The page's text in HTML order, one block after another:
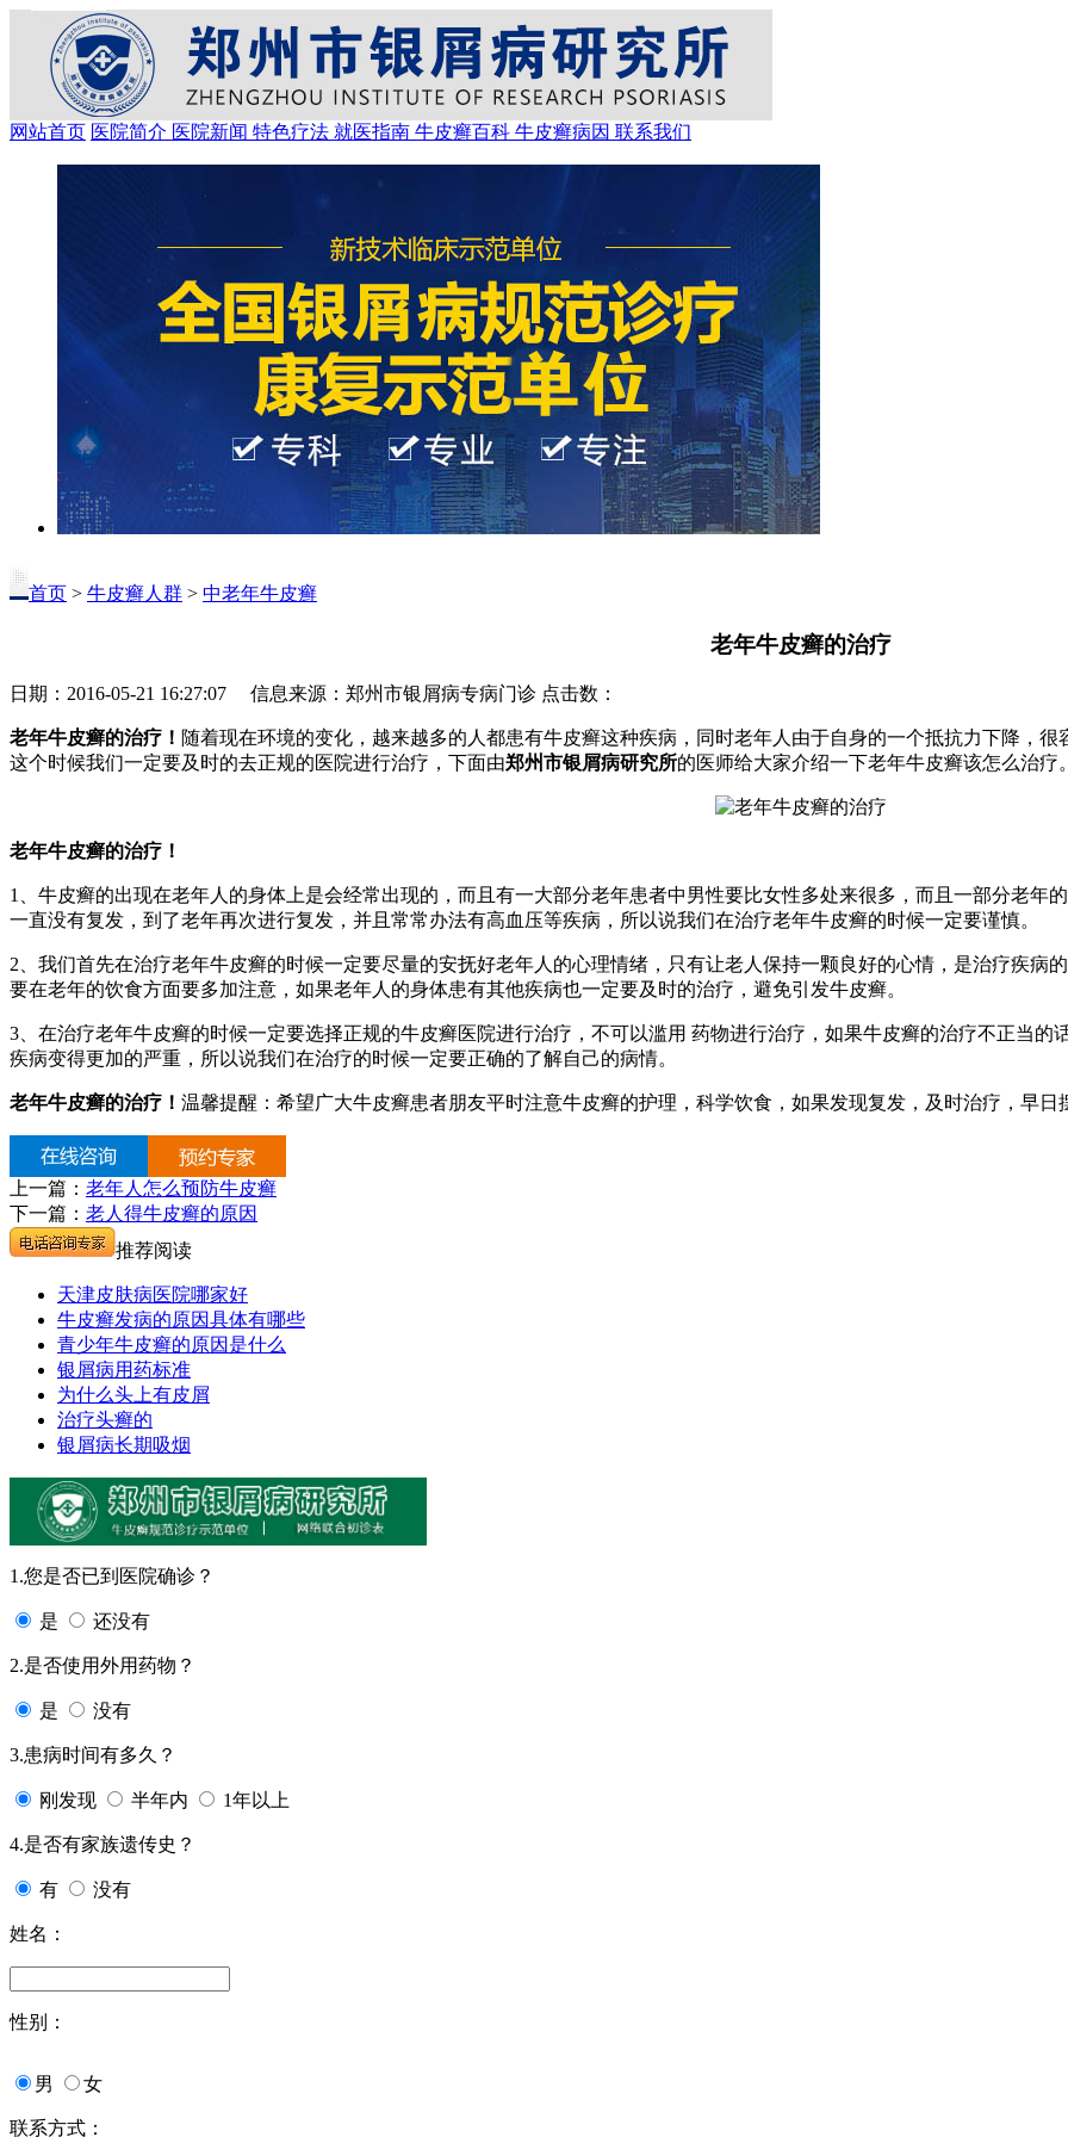
网站首页 医院简介 医院新闻 特色疗法 就医指南 牛皮癣百科 牛皮癣病因 联系我们
首页 > 牛皮癣人群 > 中老年牛皮癣
老年牛皮癣的治疗
日期：2016-05-21 16:27:07 信息来源：郑州市银屑病专病门诊 点击数：
老年牛皮癣的治疗！ 随着现在环境的变化，越来越多的人都患有牛皮癣这种疾病，同时老年人由于自身的一个抵抗力下降，
这个时候我们一定要及时的去正规的医院进行治疗，下面由郑州市银屑病研究所的医师给大家介绍一下老年牛皮癣该怎么治疗。
老年牛皮癣的治疗！
1、牛皮癣的出现在老年人的身体上是会经常出现的，而且有一大部分老年患者中男性要比女性多处来很多，而且一部分老年
一直没有复发，到了老年再次进行复发，并且常常办法有高血压等疾病，所以说我们在治疗老年牛皮癣的时候一定要谨慎。
2、我们首先在治疗老年牛皮癣的时候一定要尽量的安抚好老年人的心理情绪，只有让老人保持一颗良好的心情，是治疗疾病
要在老年的饮食方面要多加注意，如果老年人的身体患有其他疾病也一定要及时的治疗，避免引发牛皮癣。
3、在治疗老年牛皮癣的时候一定要选择正规的牛皮癣医院进行治疗，不可以滥用 药物进行治疗，如果牛皮癣的治疗不正当
疾病变得更加的严重，所以说我们在治疗的时候一定要正确的了解自己的病情。
老年牛皮癣的治疗！ 温馨提醒：希望广大牛皮癣患者朋友平时注意牛皮癣的护理，科学饮食，如果发现复发，及时治疗，早日
上一篇： 老年人怎么预防牛皮癣
下一篇： 老人得牛皮癣的原因
推荐阅读
天津皮肤病医院哪家好
牛皮癣发病的原因具体有哪些
青少年牛皮癣的原因是什么
银屑病用药标准
为什么头上有皮屑
治疗头癣的
银屑病长期吸烟
1.您是否已到医院确诊？
是 还没有
2.是否使用外用药物？
是 没有
3.患病时间有多久？
刚发现 半年内 1年以上
4.是否有家族遗传史？
有 没有
姓名：
性别：
男 女
联系方式：